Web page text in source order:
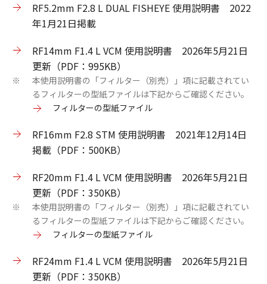
RF5.2mm F2.8 L DUAL FISHEYE 使用説明書 2022
年1月21日掲載
RF14mm F1.4 L VCM 使用説明書 2026年5月21日
更新（PDF：995KB）
※
本使用説明書の「フィルター（別売）」項に記載されてい
るフィルターの型紙ファイルは下記からご確認ください。
フィルターの型紙ファイル
RF16mm F2.8 STM 使用説明書 2021年12月14日
掲載（PDF：500KB）
RF20mm F1.4 L VCM 使用説明書 2026年5月21日
更新（PDF：350KB）
※
本使用説明書の「フィルター（別売）」項に記載されてい
るフィルターの型紙ファイルは下記からご確認ください。
フィルターの型紙ファイル
RF24mm F1.4 L VCM 使用説明書 2026年5月21日
更新（PDF：350KB）